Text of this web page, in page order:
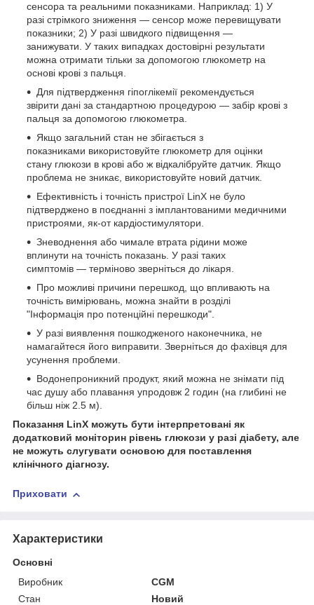
сенсора та реальними показниками. Наприклад: 1) У
разі стрімкого зниження — сенсор може перевищувати
показники; 2) У разі швидкого підвищення —
занижувати. У таких випадках достовірні результати
можна отримати тільки за допомогою глюкометр на
основі крові з пальця.
Для підтвердження гіпоглікемії рекомендується
звірити дані за стандартною процедурою — забір крові з
пальця за допомогою глюкометра.
Якщо загальний стан не збігається з
показниками використовуйте глюкометр для оцінки
стану глюкози в крові або ж відкалібруйте датчик. Якщо
проблема не зникає, використовуйте новий датчик.
Ефективність і точність пристрої LinX не було
підтверджено в поєднанні з імплантованими медичними
пристроями, як-от кардіостимулятори.
Зневоднення або чимале втрата рідини може
вплинути на точність показань. У разі таких
симптомів — терміново зверніться до лікаря.
Про можливі причини перешкод, що впливають на
точність вимірювань, можна знайти в розділі
"Інформація про потенційні перешкоди".
У разі виявлення пошкодженого наконечника, не
намагайтеся його виправити. Зверніться до фахівця для
усунення проблеми.
Водонепроникний продукт, який можна не знімати під
час душу або плавання упродовж 2 годин (на глибині не
більш ніж 2.5 м).
Показання LinX можуть бути інтерпретовані як
додатковий моніторин рівень глюкози у разі діабету, але
не можуть слугувати основою для поставлення
клінічного діагнозу.
Приховати
Характеристики
Основні
Виробник
CGM
Стан
Новий